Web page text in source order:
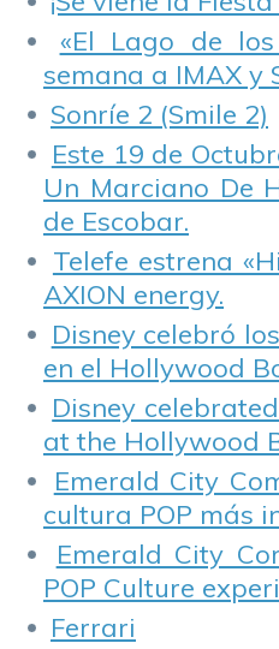
«El Lago de
semana a IMAX y
Sonríe 2 (Smile 2)
Este 19 de
Un Marciano De
de Escobar.
Telefe estrena
AXION energy.
Disney celebró
en el Hollywood
Disney
at the Hollywood
Emerald City
cultura POP más
Emerald City
POP Culture
Ferrari